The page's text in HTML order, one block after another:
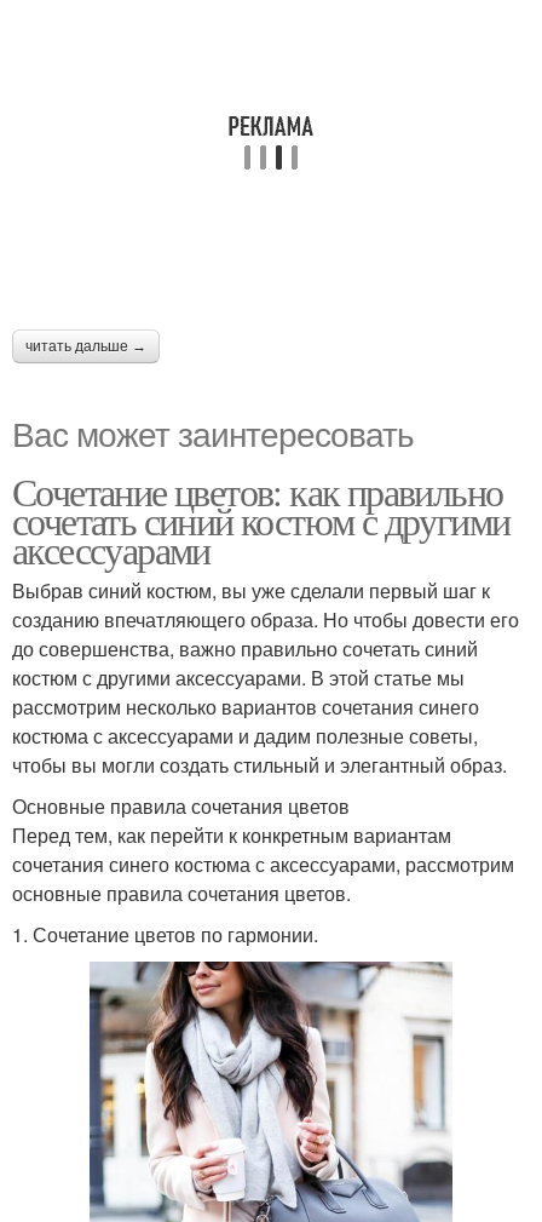
читать дальше →
Вас может заинтересовать
Сочетание цветов: как правильно
сочетать синий костюм с другими
аксессуарами
Выбрав синий костюм, вы уже сделали первый шаг к
созданию впечатляющего образа. Но чтобы довести его
до совершенства, важно правильно сочетать синий
костюм с другими аксессуарами. В этой статье мы
рассмотрим несколько вариантов сочетания синего
костюма с аксессуарами и дадим полезные советы,
чтобы вы могли создать стильный и элегантный образ.
Основные правила сочетания цветов
Перед тем, как перейти к конкретным вариантам
сочетания синего костюма с аксессуарами, рассмотрим
основные правила сочетания цветов.
1. Сочетание цветов по гармонии.